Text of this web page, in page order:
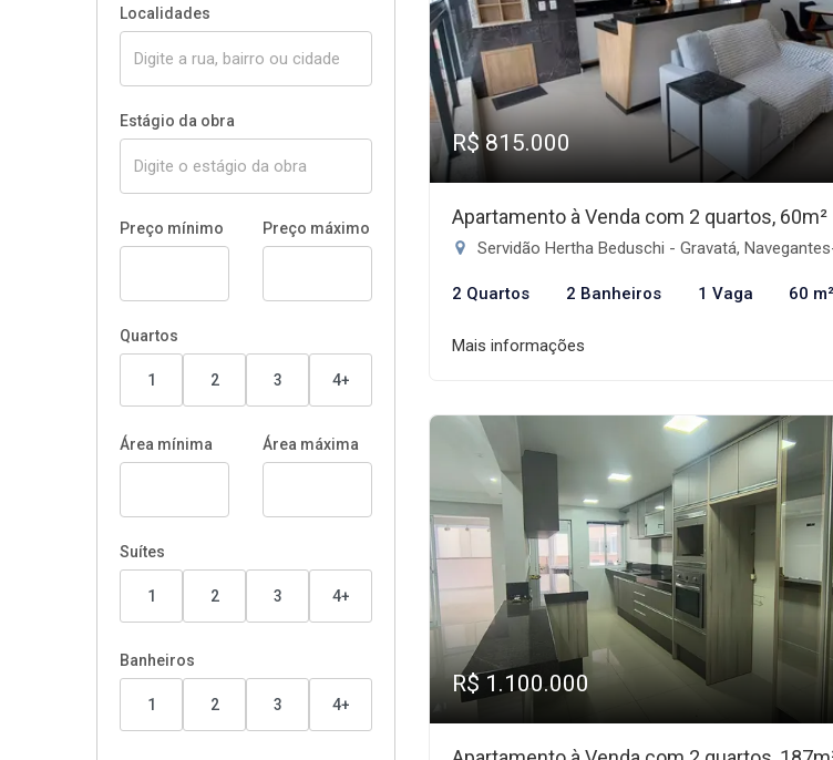
Localidades
Estágio da obra
Preço mínimo Preço máximo
Quartos
1 2 3 4+
Área mínima Área máxima
Suítes
1 2 3 4+
Banheiros
1 2 3 4+
R$ 815.000
Apartamento à Venda com 2 quartos, 60m²
Servidão Hertha Beduschi - Gravatá,
2 Quartos 2 Banheiros 1 Vaga 60 m²
Mais informações
R$ 1.100.000